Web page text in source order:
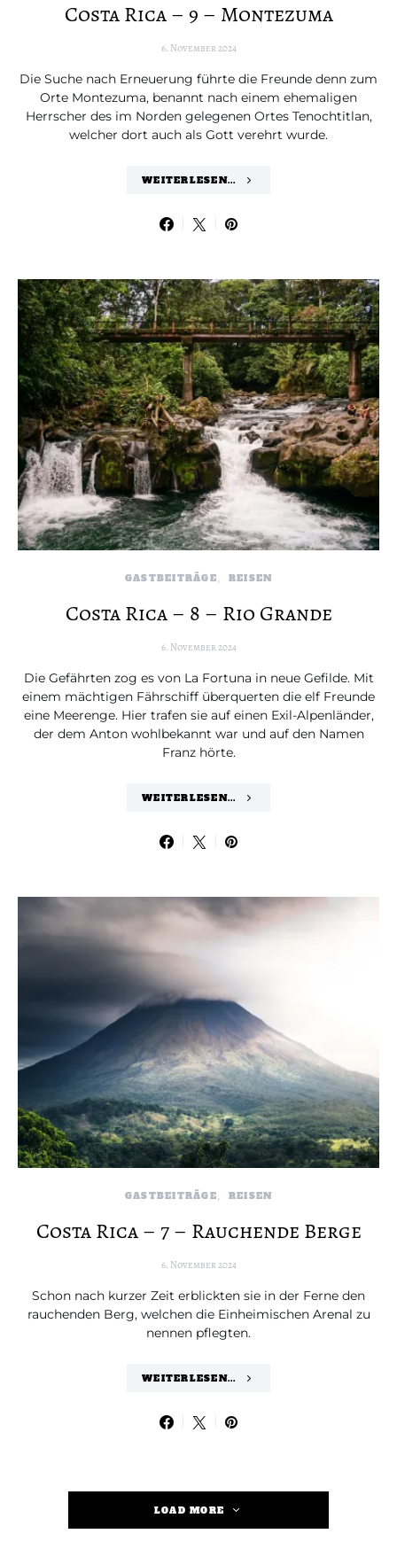
Costa Rica – 9 – Montezuma
6. November 2024
Die Suche nach Erneuerung führte die Freunde denn zum
Orte Montezuma, benannt nach einem ehemaligen
Herrscher des im Norden gelegenen Ortes Tenochtitlan,
welcher dort auch als Gott verehrt wurde.
WEITERLESEN...
GASTBEITRÄGE REISEN
Costa Rica – 8 – Rio Grande
6. November 2024
Die Gefährten zog es von La Fortuna in neue Gefilde. Mit
einem mächtigen Fährschiff überquerten die elf Freunde
eine Meerenge. Hier trafen sie auf einen Exil-Alpenländer,
der dem Anton wohlbekannt war und auf den Namen
Franz hörte.
WEITERLESEN...
GASTBEITRÄGE REISEN
Costa Rica – 7 – Rauchende Berge
6. November 2024
Schon nach kurzer Zeit erblickten sie in der Ferne den
rauchenden Berg, welchen die Einheimischen Arenal zu
nennen pflegten.
WEITERLESEN...
LOAD MORE